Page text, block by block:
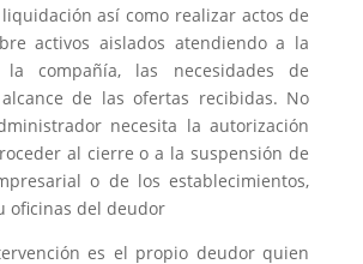
así como realizar actos de
activos aislados atendiendo a la
compañía, las necesidades de
de las ofertas recibidas. No
necesita la autorización
al cierre o a la suspensión de
o de los establecimientos,
oficinas del deudor
es el propio deudor quien